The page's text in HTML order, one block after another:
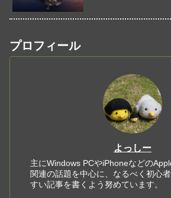
プロフィール
よっしー
主にWindows PCやiPhoneなどの
関連の話題を中心に、なるべく初心
すい記事を書くよう努めています。